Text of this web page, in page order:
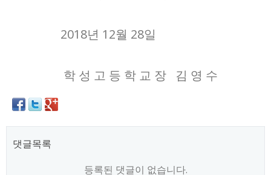
2018년 12월 28일
학 성 고 등 학 교 장 김 영 수
댓글목록
등록된 댓글이 없습니다.